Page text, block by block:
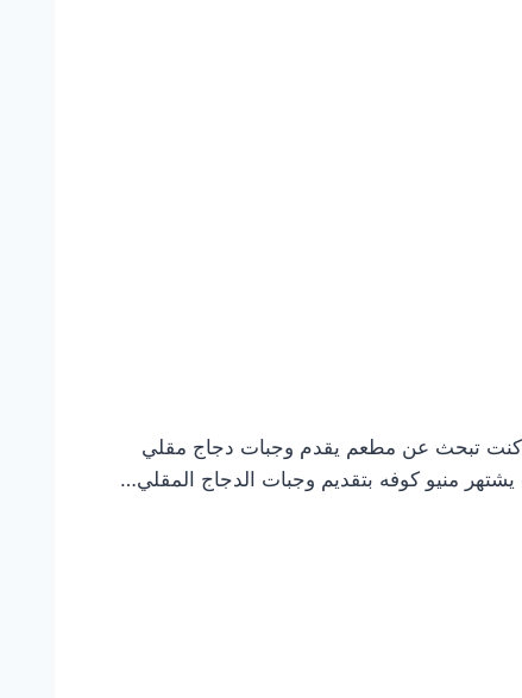
كنت تبحث عن مطعم يقدم وجبات دجاج مقلي
منيو كوفه بتقديم وجبات الدجاج المقلي…